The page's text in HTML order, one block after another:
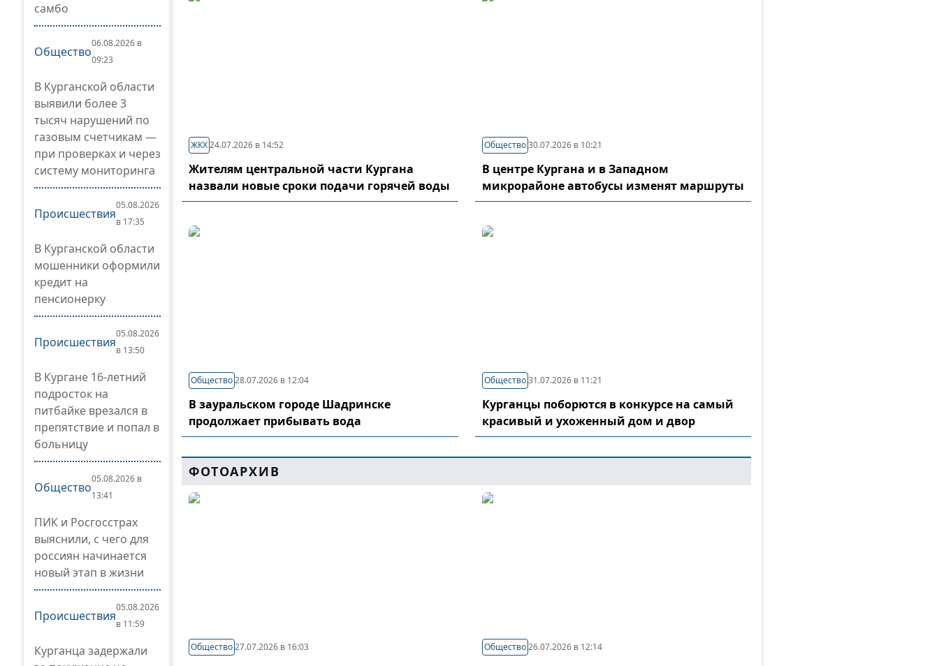
самбо
Общество
06.08.2026 в
09:23
В Курганской области
выявили более 3
тысяч нарушений по
газовым счетчикам —
при проверках и через
систему мониторинга
Происшествия
05.08.2026
в 17:35
В Курганской области
мошенники оформили
кредит на
пенсионерку
Происшествия
05.08.2026
в 13:50
В Кургане 16-летний
подросток на
питбайке врезался в
препятствие и попал в
больницу
Общество
05.08.2026 в
13:41
ПИК и Росгосстрах
выяснили, с чего для
россиян начинается
новый этап в жизни
Происшествия
05.08.2026
в 11:59
Курганца задержали
ЖКХ24.07.2026 в 14:52
Жителям центральной части Кургана
назвали новые сроки подачи горячей воды
Общество 30.07.2026 в 10:21
В центре Кургана и в Западном
микрорайоне автобусы изменят маршруты
Общество28.07.2026 в 12:04
В зауральском городе Шадринске
продолжает прибывать вода
Общество 31.07.2026 в 11:21
Курганцы поборются в конкурсе на самый
красивый и ухоженный дом и двор
ФОТОАРХИВ
Общество27.07.2026 в 16:03 Общество 26.07.2026 в 12:14